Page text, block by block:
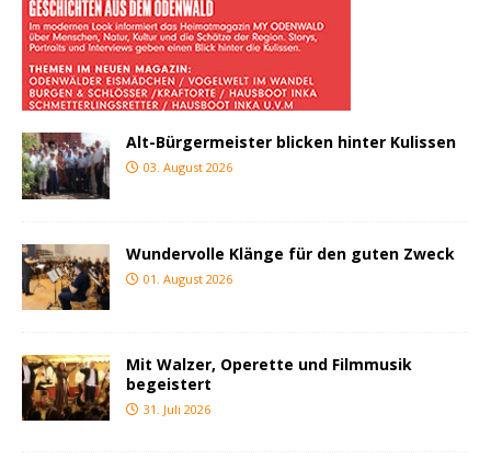
Alt-Bürgermeister blicken hinter Kulissen
03. August 2026
Wundervolle Klänge für den guten Zweck
01. August 2026
Mit Walzer, Operette und Filmmusik
begeistert
31. Juli 2026